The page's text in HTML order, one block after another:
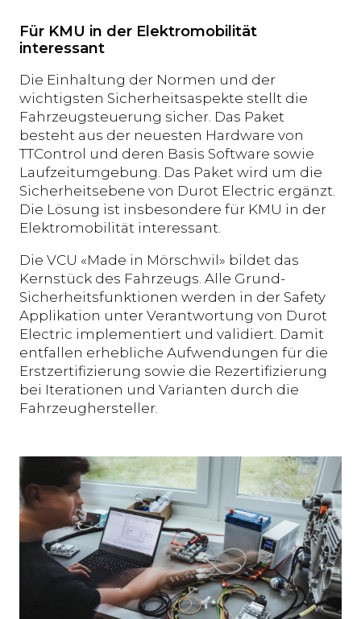
Für KMU in der Elektromobilität
interessant
Die Einhaltung der Normen und der
wichtigsten Sicherheitsaspekte stellt die
Fahrzeugsteuerung sicher. Das Paket
besteht aus der neuesten Hardware von
TTControl und deren Basis Software sowie
Laufzeitumgebung. Das Paket wird um die
Sicherheitsebene von Durot Electric ergänzt.
Die Lösung ist insbesondere für KMU in der
Elektromobilität interessant.
Die VCU «Made in Mörschwil» bildet das
Kernstück des Fahrzeugs. Alle Grund-
Sicherheitsfunktionen werden in der Safety
Applikation unter Verantwortung von Durot
Electric implementiert und validiert. Damit
entfallen erhebliche Aufwendungen für die
Erstzertifizierung sowie die Rezertifizierung
bei Iterationen und Varianten durch die
Fahrzeughersteller.